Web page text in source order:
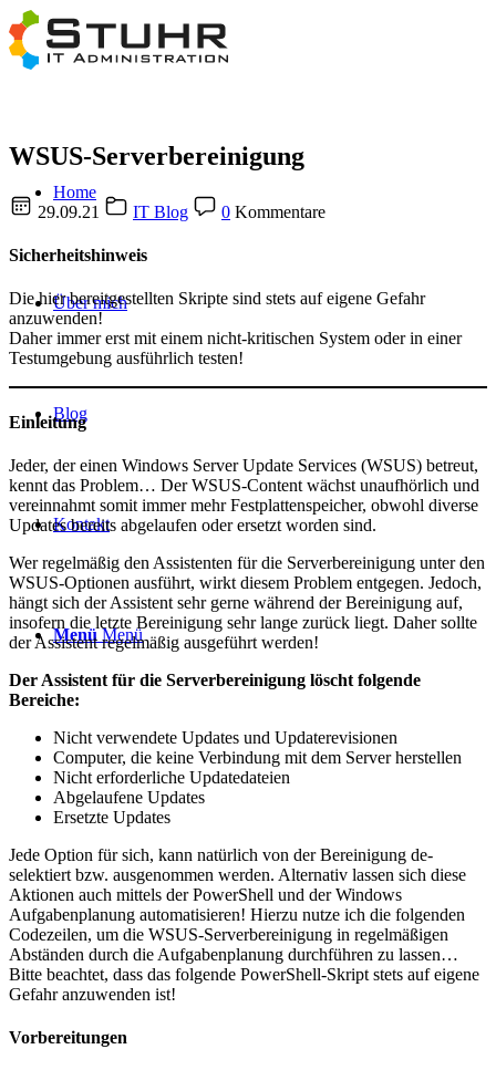
Home
Über mich
Blog
Kontakt
Menü Menü
WSUS-Serverbereinigung
29.09.21 IT Blog 0 Kommentare
Sicherheitshinweis
Die hier bereitgestellten Skripte sind stets auf eigene Gefahr
anzuwenden!
Daher immer erst mit einem nicht-kritischen System oder in einer
Testumgebung ausführlich testen!
Einleitung
Jeder, der einen Windows Server Update Services (WSUS) betreut,
kennt das Problem… Der WSUS-Content wächst unaufhörlich und
vereinnahmt somit immer mehr Festplattenspeicher, obwohl diverse
Updates bereits abgelaufen oder ersetzt worden sind.
Wer regelmäßig den Assistenten für die Serverbereinigung unter den
WSUS-Optionen ausführt, wirkt diesem Problem entgegen. Jedoch,
hängt sich der Assistent sehr gerne während der Bereinigung auf,
insofern die letzte Bereinigung sehr lange zurück liegt. Daher sollte
der Assistent regelmäßig ausgeführt werden!
Der Assistent für die Serverbereinigung löscht folgende
Bereiche:
Nicht verwendete Updates und Updaterevisionen
Computer, die keine Verbindung mit dem Server herstellen
Nicht erforderliche Updatedateien
Abgelaufene Updates
Ersetzte Updates
Jede Option für sich, kann natürlich von der Bereinigung de-
selektiert bzw. ausgenommen werden. Alternativ lassen sich diese
Aktionen auch mittels der PowerShell und der Windows
Aufgabenplanung automatisieren! Hierzu nutze ich die folgenden
Codezeilen, um die WSUS-Serverbereinigung in regelmäßigen
Abständen durch die Aufgabenplanung durchführen zu lassen…
Bitte beachtet, dass das folgende PowerShell-Skript stets auf eigene
Gefahr anzuwenden ist!
Vorbereitungen